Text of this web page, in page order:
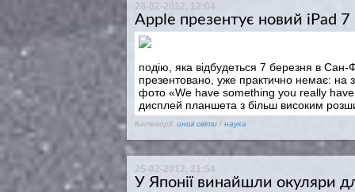
28-02-2012, 12:04
Apple презентує новий iPad 7
подію, яка відбудеться 7 березня в
презентовано, уже практично немає:
фото «We have something you really
дисплей планшета з більш високим
Категорії: инші світи /наука
25-02-2012, 21:54
У Японії винайшли окуляри